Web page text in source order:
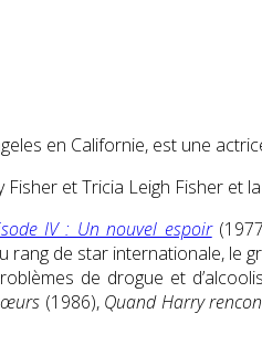
en Californie, est une
et Tricia Leigh Fisher et
IV : Un nouvel espoir
de star internationale, le
de drogue et
(1986), Quand Harry